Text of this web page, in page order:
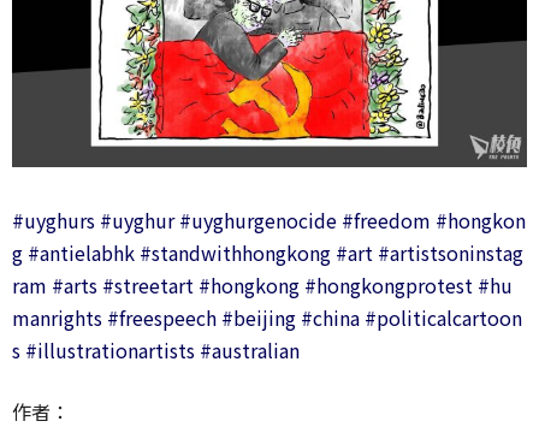
#uyghurs #uyghur #uyghurgenocide #freedom #hongkon
g #antielabhk #standwithhongkong #art #artistsoninstag
ram #arts #streetart #hongkong #hongkongprotest #hu
manrights #freespeech #beijing #china #politicalcartoon
s #illustrationartists #australian
作者：